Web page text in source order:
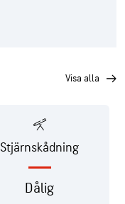
visa alla
Stjärnskådning
Dålig